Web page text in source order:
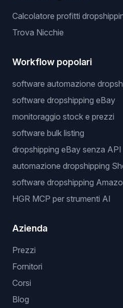
Calcolatore profitti
Trova Nicchie
Workflow popolari
software automazione
software dropshipping eBay
monitoraggio stock e prezzi
software bulk listing
dropshipping eBay senza API
automazione dropshipping
software dropshipping
HGR MCP per strumenti AI
Azienda
Prezzi
Fornitori
Corsi
Blog